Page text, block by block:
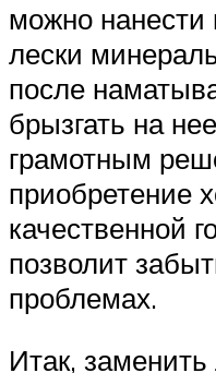
можно нанести
лески
после
брызгать на
грамотным
приобретение
качественной
позволит
проблемах.
Итак,